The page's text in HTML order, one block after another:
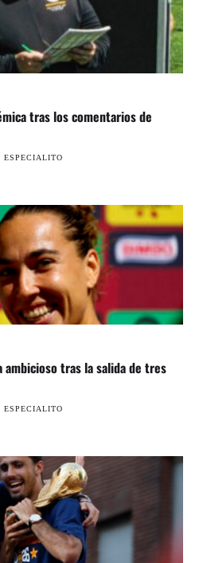
tras los comentarios de
ESPECIALITO
ambicioso tras la salida de tres
ESPECIALITO